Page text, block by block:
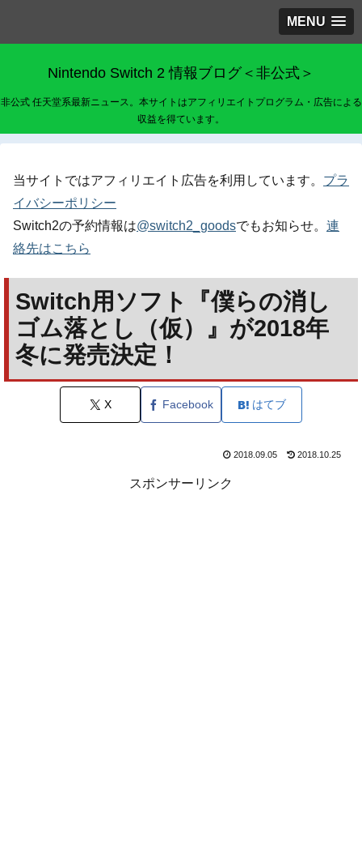
MENU
Nintendo Switch 2 情報ブログ＜非公式＞
非公式 任天堂系最新ニュース。本サイトはアフィリエイトプログラム・広告による
収益を得ています。
当サイトではアフィリエイト広告を利用しています。 プラ
イバシーポリシー
Switch2の予約情報は@switch2_goodsでもお知らせ。 連
絡先はこちら
Switch用ソフト『僕らの消し
ゴム落とし（仮）』が2018年
冬に発売決定！
X Facebook はてブ
2018.09.05 2018.10.25
スポンサーリンク